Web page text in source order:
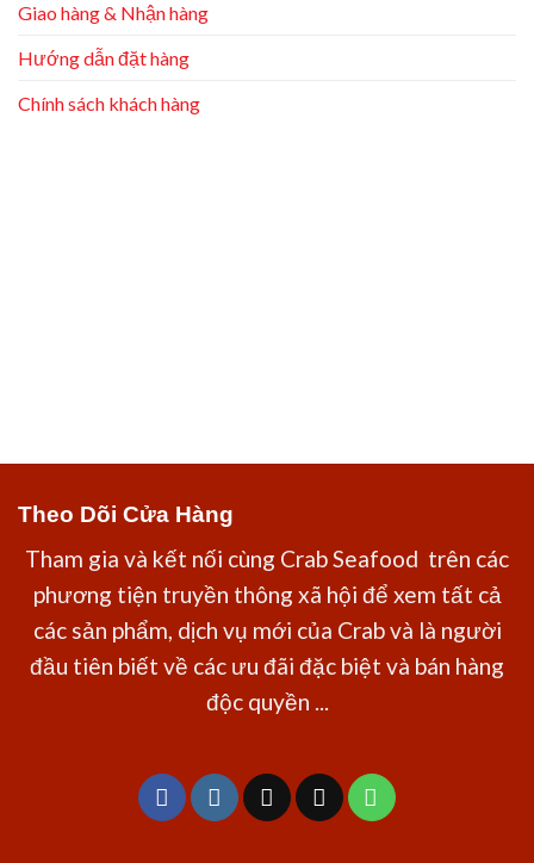
Giao hàng & Nhận hàng
Hướng dẫn đặt hàng
Chính sách khách hàng
Theo Dõi Cửa Hàng
Tham gia và kết nối cùng Crab Seafood trên các
phương tiện truyền thông xã hội để xem tất cả
các sản phẩm, dịch vụ mới của Crab và là người
đầu tiên biết về các ưu đãi đặc biệt và bán hàng
độc quyền ...